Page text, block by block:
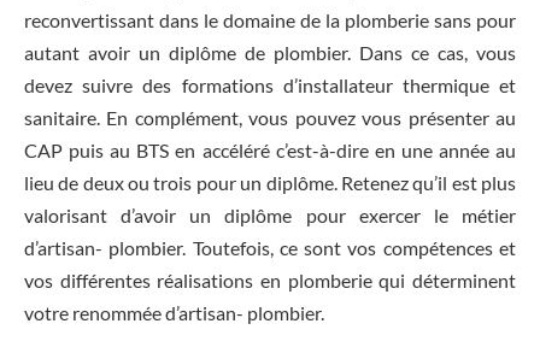
reconvertissant dans le domaine de la plomberie sans pour
autant avoir un diplôme de plombier. Dans ce cas, vous
devez suivre des formations d’installateur thermique et
sanitaire. En complément, vous pouvez vous présenter au
CAP puis au BTS en accéléré c’est-à-dire en une année au
lieu de deux ou trois pour un diplôme. Retenez qu’il est plus
valorisant d’avoir un diplôme pour exercer le métier
d’artisan- plombier. Toutefois, ce sont vos compétences et
vos différentes réalisations en plomberie qui déterminent
votre renommée d’artisan- plombier.